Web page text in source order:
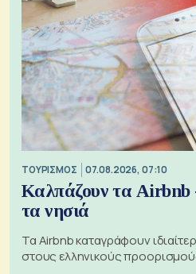
ΤΟΥΡΙΣΜΟΣ 07.08.2026, 07:10
Καλπάζουν τα Airbnb
τα νησιά
Τα Airbnb καταγράφουν
στους ελληνικούς